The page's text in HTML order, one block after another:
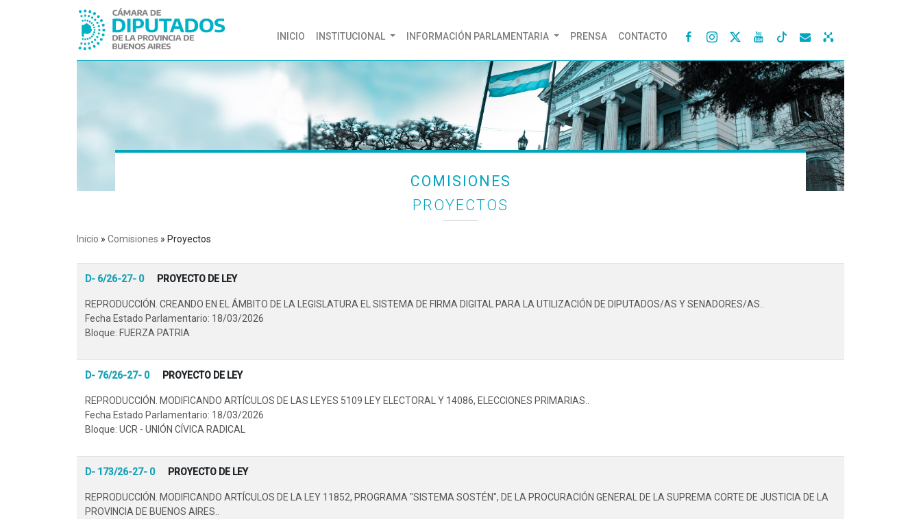
INICIO (CURRENT)
INSTITUCIONAL INFORMACIÓN PARLAMENTARIA PRENSA CONTACTO    
COMISIONES
PROYECTOS
Inicio » Comisiones » Proyectos
D- 6/26-27- 0 PROYECTO DE LEY
REPRODUCCIÓN. CREANDO EN EL ÁMBITO DE LA LEGISLATURA EL SISTEMA DE FIRMA DIGITAL PARA LA UTILIZACIÓN DE DIPUTADOS/AS Y SENADORES/AS..
Fecha Estado Parlamentario: 18/03/2026
Bloque: FUERZA PATRIA
D- 76/26-27- 0 PROYECTO DE LEY
REPRODUCCIÓN. MODIFICANDO ARTÍCULOS DE LAS LEYES 5109 LEY ELECTORAL Y 14086, ELECCIONES PRIMARIAS..
Fecha Estado Parlamentario: 18/03/2026
Bloque: UCR - UNIÓN CÍVICA RADICAL
D- 173/26-27- 0 PROYECTO DE LEY
REPRODUCCIÓN. MODIFICANDO ARTÍCULOS DE LA LEY 11852, PROGRAMA "SISTEMA SOSTÉN", DE LA PROCURACIÓN GENERAL DE LA SUPREMA CORTE DE JUSTICIA DE LA
PROVINCIA DE BUENOS AIRES..